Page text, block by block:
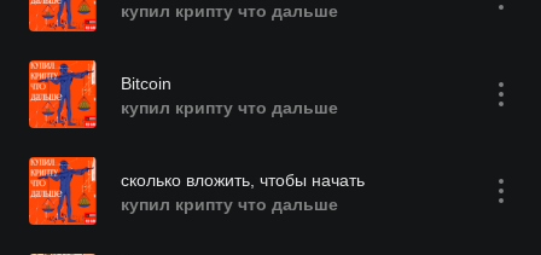
купил крипту что дальше
Bitcoin
купил крипту что дальше
сколько вложить, чтобы начать
купил крипту что дальше